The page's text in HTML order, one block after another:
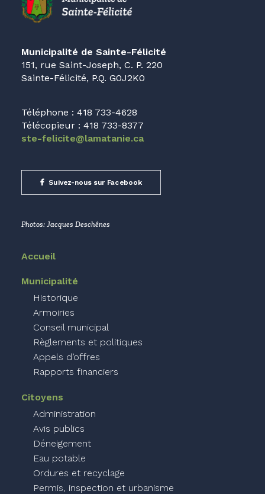
Municipalité de Sainte-Félicité
151, rue Saint-Joseph, C. P. 220
Sainte-Félicité, P.Q. G0J2K0
Téléphone : 418 733-4628
Télécopieur : 418 733-8377
ste-felicite@lamatanie.ca
Suivez-nous sur Facebook
Photos: Jacques Deschênes
Accueil
Municipalité
Historique
Armoiries
Conseil municipal
Règlements et politiques
Appels d’offres
Rapports financiers
Citoyens
Administration
Avis publics
Déneigement
Eau potable
Ordures et recyclage
Permis, inspection et urbanisme